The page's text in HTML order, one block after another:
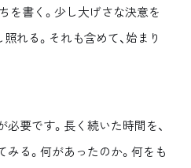
を書く。少し大げさな決意を
れる。それも含めて、始まり
要です。長く続いた時間を、
みる。何があったのか。何をも